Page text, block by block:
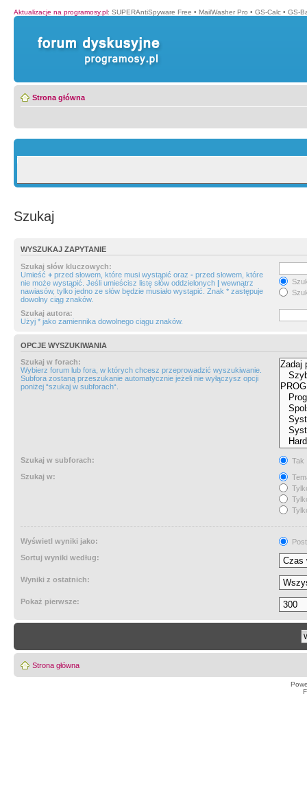
Aktualizacje na programosy.pl: SUPERAntiSpyware Free • MailWasher Pro • GS-Calc • GS-
Strona główna
Szukaj
WYSZUKAJ ZAPYTANIE
Szukaj słów kluczowych:
Umieść + przed słowem, które musi wystąpić oraz - przed słowem, które
nie może wystąpić. Jeśli umieścisz listę słów oddzielonych | wewnątrz
nawiasów, tylko jedno ze słów będzie musiało wystąpić. Znak * zastępuje
dowolny ciąg znaków.
Szukaj autora:
Użyj * jako zamiennika dowolnego ciągu znaków.
OPCJE WYSZUKIWANIA
Szukaj w forach:
Wybierz forum lub fora, w których chcesz przeprowadzić wyszukiwanie.
Subfora zostaną przeszukanie automatycznie jeżeli nie wyłączysz opcji
poniżej “szukaj w subforach“.
Szukaj w subforach:
Tak
Szukaj w:
Wyświetl wyniki jako:
Sortuj wyniki według:
Wyniki z ostatnich:
Pokaż pierwsze:
Strona główna